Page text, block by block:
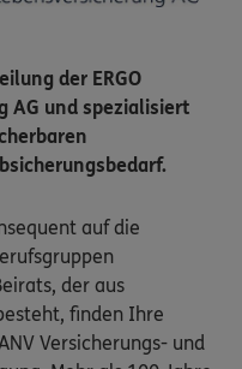
der ERGO
AG und spezialisiert
auf die
der aus
finden Ihre
Versicherungs- und